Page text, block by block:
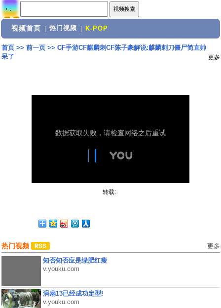
视频首页 热门视频 K-POP
首页>> 前一页>> CF手游CF麒麟刺CF陈子豪解说:麒麟刺刀僵尸简直帅
呆了
更多
转载:
热门视频 更多
知否知否应是绿肥红瘦
v.youku.com
涡扇13已经成功定型!
v.youku.com